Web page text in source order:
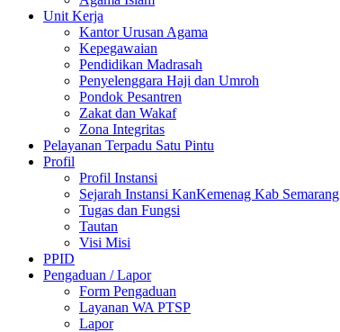
Unit Kerja
Kantor Urusan Agama
Kepegawaian
Pendidikan Madrasah
Penyelenggara Haji dan Umroh
Pondok Pesantren
Zakat dan Wakaf
Zona Integritas
Pelayanan Terpadu Satu Pintu
Profil
Profil Instansi
Sejarah Instansi KanKemenag Kab Semarang
Tugas dan Fungsi
Tautan
Visi Misi
PPID
Pengaduan / Lapor
Form Pengaduan
Layanan WA PTSP
Lapor